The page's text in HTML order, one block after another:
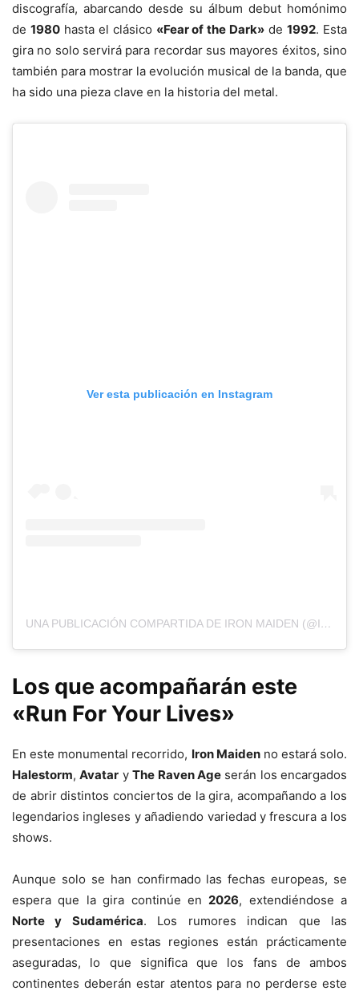
discografía, abarcando desde su álbum debut homónimo
de 1980hasta el clásico «Fear of the Dark» de1992. Esta
gira no solo servirá para recordar sus mayores éxitos, sino
también para mostrar la evolución musical de la banda, que
ha sido una pieza clave en la historia del metal.
Ver esta publicación en Instagram
UNA PUBLICACIÓN COMPARTIDA DE IRON MAIDEN (@IRONMAIDEN)
Los que acompañarán este
«Run For Your Lives»
En este monumental recorrido, Iron Maidenno estará solo.
Halestorm,Avatar yThe Raven Ageserán los encargados
de abrir distintos conciertos de la gira, acompañando a los
legendarios ingleses y añadiendo variedad y frescura a los
shows.
Aunque solo se han confirmado las fechas europeas, se
espera que la gira continúe en2026, extendiéndose a
Norte y Sudamérica. Los rumores indican que las
presentaciones en estas regiones están prácticamente
aseguradas, lo que significa que los fans de ambos
continentes deberán estar atentos para no perderse este